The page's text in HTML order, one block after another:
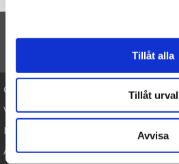
Tillåt alla
Tillåt urval
Avvisa
TIL TOP
Cookies
Varemærker
Købsvilkår
Artikler